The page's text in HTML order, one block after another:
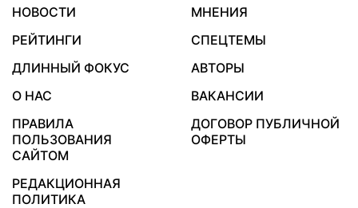
НОВОСТИ
МНЕНИЯ
РЕЙТИНГИ
СПЕЦТЕМЫ
ДЛИННЫЙ ФОКУС
АВТОРЫ
О НАС
ВАКАНСИИ
ПРАВИЛА
ПОЛЬЗОВАНИЯ
САЙТОМ
ДОГОВОР ПУБЛИЧНОЙ
ОФЕРТЫ
РЕДАКЦИОННАЯ
ПОЛИТИКА